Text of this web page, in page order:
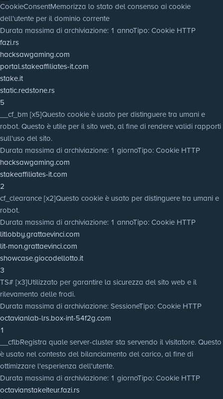
CookieConsentMemorizza lo stato del consenso ai cookie
dell'utente per il dominio corrente
Durata massima di archiviazione: 1 annoTipo: Cookie HTTP
fazi.rs
hacksawgaming.com
portal.stakeaffiliates-it.com
stake.it
static.redstone.rs
5
__cf_bm [x5]Questo cookie è usato per distinguere tra umani e
robot. Questo è utile per il sito web, al fine di rendere validi rapporti
sull'uso del sito.
Durata massima di archiviazione: 1 giornoTipo: Cookie HTTP
hacksawgaming.com
stakeaffiliates-it.com
2
cf_clearance [x2]Questo cookie è usato per distinguere tra umani e
robot.
Durata massima di archiviazione: 1 annoTipo: Cookie HTTP
litlobby.grattaevinci.com
lit-mon.grattaevinci.com
showcase.giocodellotto.it
3
TS# [x3]Utilizzato per garantire la sicurezza del sito web e il
rilevamento delle frodi.
Durata massima di archiviazione: SessioneTipo: Cookie HTTP
octavianlab-lrs.box-int-54f2g.com
1
__cflbRegistra quale server-cluster sta servendo il visitatore. Questo
è usato nel contesto del bilanciamento del carico, al fine di
ottimizzare l'esperienza dell'utente.
Durata massima di archiviazione: 1 giornoTipo: Cookie HTTP
octavianstakeiteur.fazi.rs